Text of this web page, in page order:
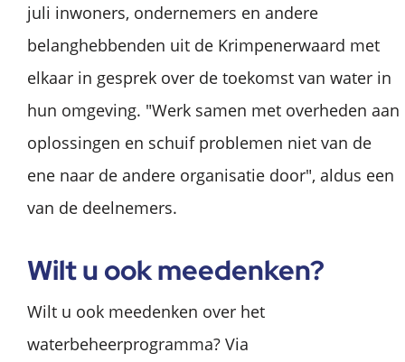
juli inwoners, ondernemers en andere
belanghebbenden uit de Krimpenerwaard met
elkaar in gesprek over de toekomst van water in
hun omgeving. "Werk samen met overheden aan
oplossingen en schuif problemen niet van de
ene naar de andere organisatie door", aldus een
van de deelnemers.
Wilt u ook meedenken?
Wilt u ook meedenken over het
waterbeheerprogramma? Via